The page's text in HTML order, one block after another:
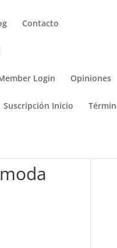
Contacto
Login Opiniones
Suscripción Inicio